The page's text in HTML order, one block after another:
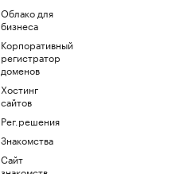
Облако для
бизнеса
Корпоративный
регистратор
доменов
Хостинг
сайтов
Рег.решения
Знакомства
Сайт